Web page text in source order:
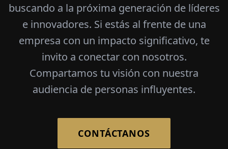
buscando a la próxima generación de líderes
e innovadores. Si estás al frente de una
empresa con un impacto significativo, te
invito a conectar con nosotros.
Compartamos tu visión con nuestra
audiencia de personas influyentes.
CONTÁCTANOS